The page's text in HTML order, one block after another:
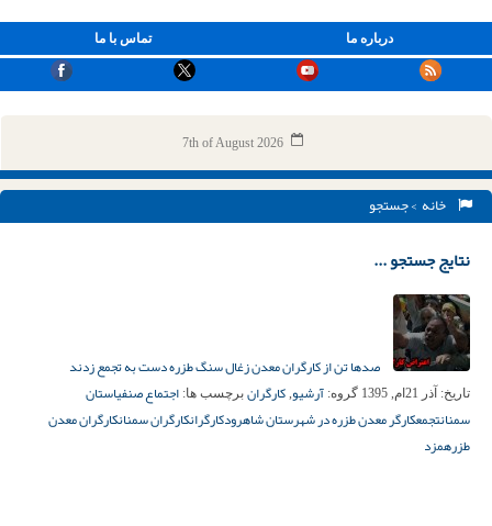
تماس با ما درباره ما
7th of August 2026
خانه > جستجو
نتایج جستجو ...
صدها تن از کارگران معدن زغال سنگ طزره دست به تجمع زدند
تاریخ: آذر 21ام, 1395 گروه: آرشیو, کارگران برچسب ها: اجتماع صنفیاستان
سمنانتجمعکارگر معدن طزره در شهرستان شاهرودکارگرانکارگران سمنانکارگران معدن
طزرهمزد